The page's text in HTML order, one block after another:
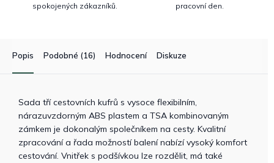
spokojených zákazníků.
pracovní den.
Popis Podobné (16) Hodnocení Diskuze
Sada tří cestovních kufrů s vysoce flexibilním,
nárazuvzdorným ABS plastem a TSA kombinovaným
zámkem je dokonalým společníkem na cesty. Kvalitní
zpracování a řada možností balení nabízí vysoký komfort
cestování. Vnitřek s podšívkou lze rozdělit, má také